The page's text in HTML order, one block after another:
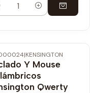
OFF |KENSINGTON
Y Mouse
Qwerty